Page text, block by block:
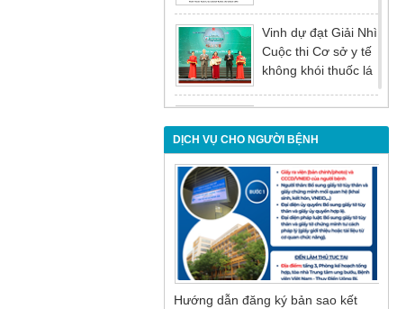
Vinh dự đạt Giải Nhì
Cuộc thi Cơ sở y tế
không khói thuốc lá
rào cản khiến việc
điều trị bị chậm trễ
Nội soi mật tụy
ngược dòng – Giải
pháp tối ưu cho
người bệnh sỏi ống
mật chủ
DỊCH VỤ CHO NGƯỜI BỆNH
Hướng dẫn đăng ký bản sao kết